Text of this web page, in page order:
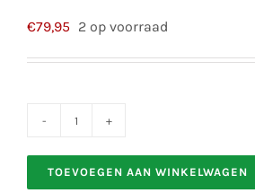
€79,95 2 op voorraad
hitec
TOEVOEGEN AAN WINKELWAGEN